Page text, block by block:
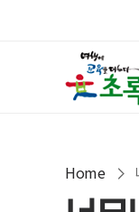
Home